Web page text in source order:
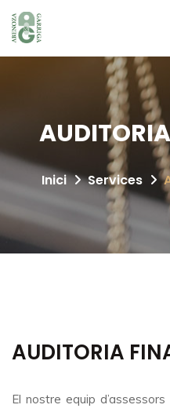
Inici Services
AUDITORIA
El nostre equip